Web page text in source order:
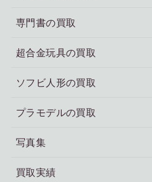
専門書の買取
超合金玩具の買取
ソフビ人形の買取
プラモデルの買取
写真集
買取実績